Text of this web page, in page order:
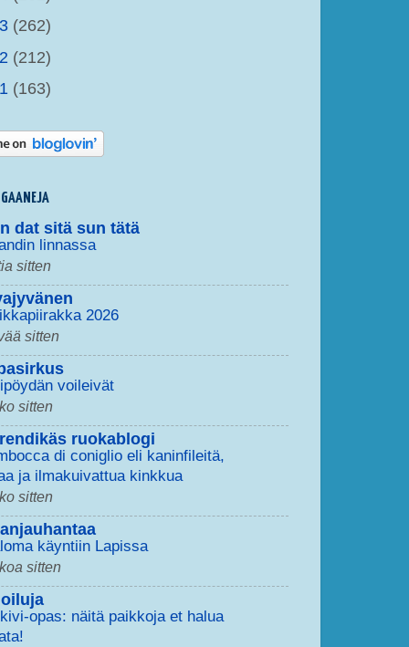
(262)
(212)
(163)
dat sitä sun tätä
linnassa
sitten
2026
sitten
voileivät
sitten
ruokablogi
di coniglio eli kaninfileitä,
ja ilmakuivattua kinkkua
sitten
käyntiin Lapissa
sitten
opas: näitä paikkoja et halua